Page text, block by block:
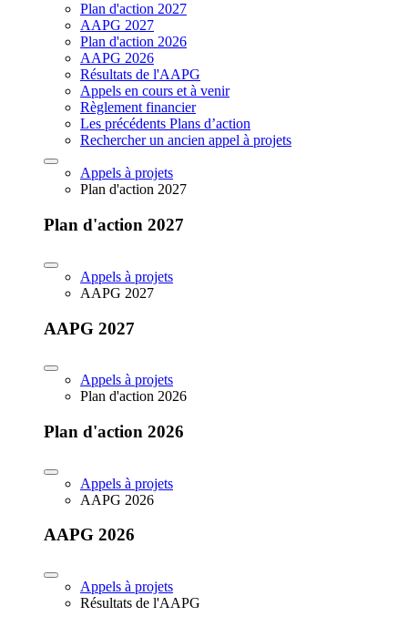
Plan d'action 2027
AAPG 2027
Plan d'action 2026
AAPG 2026
Résultats de l'AAPG
Appels en cours et à venir
Règlement financier
Les précédents Plans d’action
Rechercher un ancien appel à projets
Appels à projets
Plan d'action 2027
Plan d'action 2027
Appels à projets
AAPG 2027
AAPG 2027
Appels à projets
Plan d'action 2026
Plan d'action 2026
Appels à projets
AAPG 2026
AAPG 2026
Appels à projets
Résultats de l'AAPG